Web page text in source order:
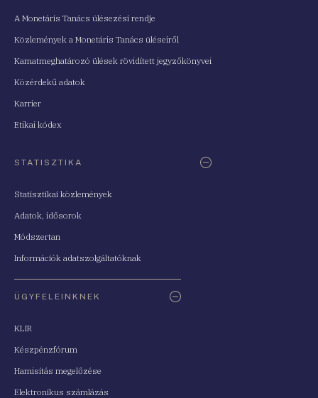
A Monetáris Tanács ülésezési rendje
Közlemények a Monetáris Tanács üléseiről
Kamatmeghatározó ülések rövidített jegyzőkönyvei
Közérdekű adatok
Karrier
Etikai kódex
STATISZTIKA
Statisztikai közlemények
Adatok, idősorok
Módszertan
Információk adatszolgáltatóknak
ÜGYFELEINKNEK
KLIR
Készpénzfórum
Hamisítás megelőzése
Elektronikus számlázás